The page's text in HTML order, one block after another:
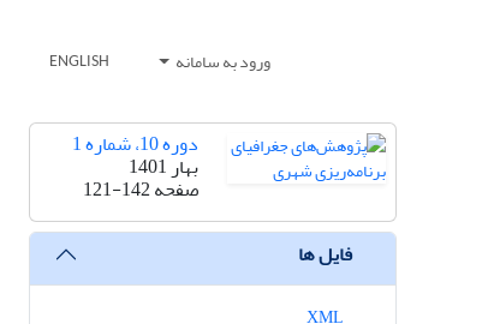
ورود به سامانه ENGLISH
دوره 10، شماره 1
بهار 1401
صفحه121-142
فایل ها